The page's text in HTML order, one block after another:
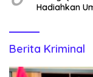
Hadiahkan
Berita Kriminal